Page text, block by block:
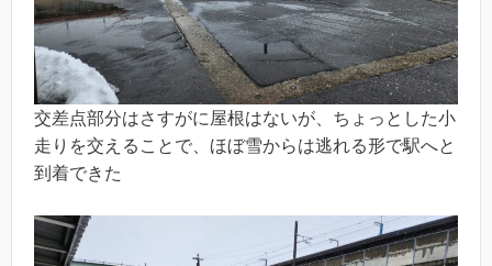
交差点部分はさすがに屋根はないが、ちょっとした小
走りを交えることで、ほぼ雪からは逃れる形で駅へと
到着できた